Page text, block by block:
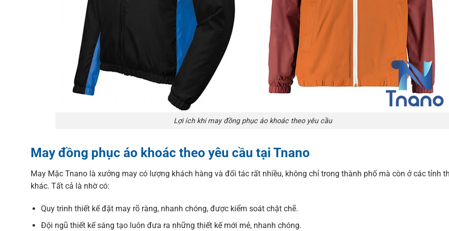
Lợi ích khi may đồng phục áo khoác theo yêu cầu
May đồng phục áo khoác theo yêu cầu tại Tnano
May Mặc Tnano là xưởng may có lượng khách hàng và đối tác rất nhiều, không chỉ trong thành phố mà còn ở các tỉnh
khác. Tất cả là nhờ có:
Quy trình thiết kế đặt may rõ ràng, nhanh chóng, được kiểm soát chặt chẽ.
Đội ngũ thiết kế sáng tạo luôn đưa ra những thiết kế mới mẻ, nhanh chóng.